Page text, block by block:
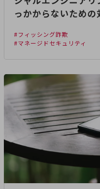
っかからないための
#フィッシング詐欺
#マネージドセキュリティ